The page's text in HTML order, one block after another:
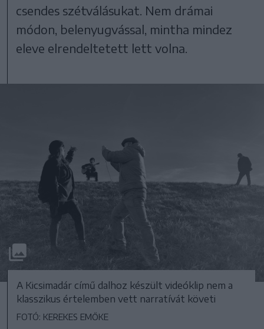
csendes szétválásukat. Nem drámai
módon, belenyugvással, mintha mindez
eleve elrendeltetett lett volna.
A Kicsimadár című dalhoz készült videóklip nem a
klasszikus értelemben vett narratívát követi
FOTÓ: KEREKES EMŐKE